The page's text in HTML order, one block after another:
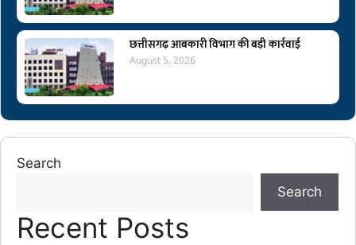
छत्तीसगढ़ आबकारी विभाग की बड़ी कार्रवाई
August 5, 2026
Search
Search
Recent Posts